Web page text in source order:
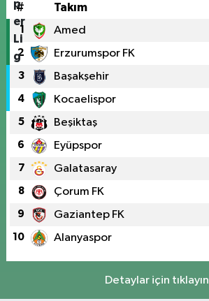
# Takım
1 Amed
2 Erzurumspor FK
3 Başakşehir
4 Kocaelispor
5 Beşiktaş
6 Eyüpspor
7 Galatasaray
8 Çorum FK
9 Gaziantep FK
10 Alanyaspor
Detaylar için tıklayın